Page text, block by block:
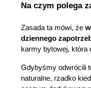
Na czym polega
Zasada ta mówi, że
dziennego
karmy bytowej, która
Gdybyśmy odwrócili
naturalne, rzadko